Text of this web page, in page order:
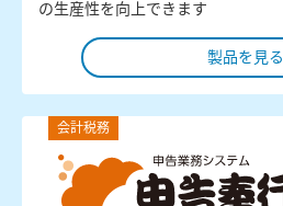
の生産性を向上できます
製品を見る
会計税務